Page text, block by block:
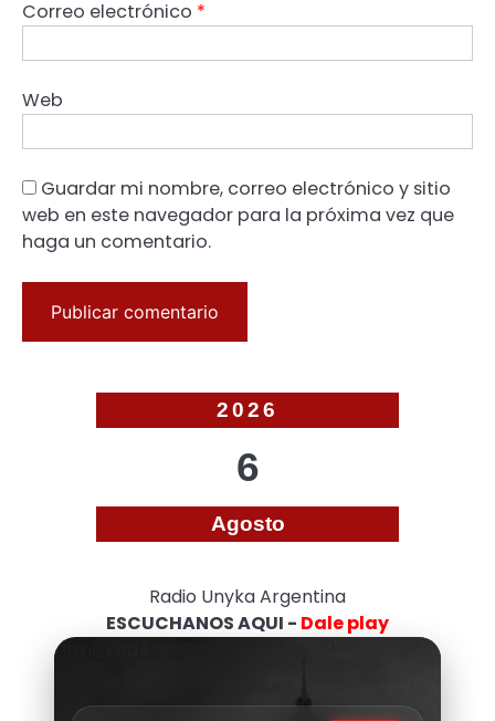
Correo electrónico *
Web
Guardar mi nombre, correo electrónico y sitio
web en este navegador para la próxima vez que
haga un comentario.
2026
6
Agosto
Radio Unyka Argentina
ESCUCHANOS AQUI - Dale play